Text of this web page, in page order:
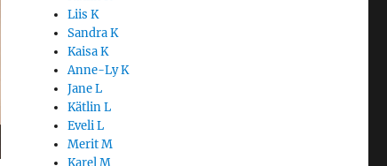
Liis K
Sandra K
Kaisa K
Anne-Ly K
Jane L
Kätlin L
Eveli L
Merit M